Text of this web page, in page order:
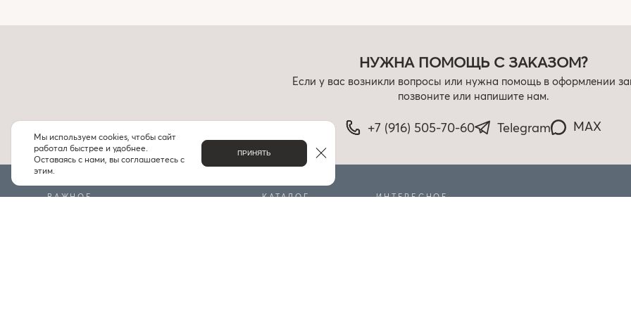
НУЖНА ПОМОЩЬ С ЗАКАЗОМ?
Если у вас возникли вопросы или нужна помощь в оформлении
позвоните или напишите нам.
+7 (916) 505-70-60 Telegram MAX
ВАЖНОЕ КАТАЛОГ ИНТЕРЕСНОЕ
Мы используем cookies, чтобы сайт
работал быстрее и удобнее.
Оставаясь с нами, вы соглашаетесь с
этим.
ПРИНЯТЬ